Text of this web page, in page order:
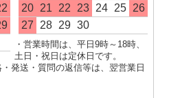
20 21 22 23 24 25 26
27
28 29 30
・営業時間は、平日9時～18時、
土日・祝日は定休日です。
発送・質問の返信等は、翌営業日